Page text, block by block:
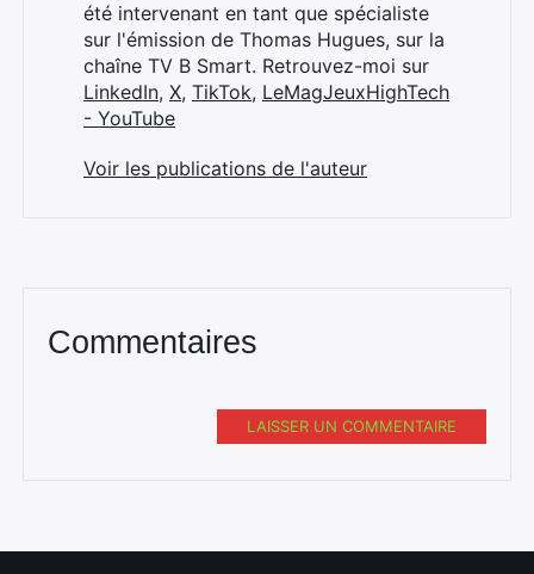
été intervenant en tant que spécialiste
sur l'émission de Thomas Hugues, sur la
chaîne TV B Smart. Retrouvez-moi sur
LinkedIn, X, TikTok, LeMagJeuxHighTech
- YouTube
Voir les publications de l'auteur
Commentaires
LAISSER UN COMMENTAIRE